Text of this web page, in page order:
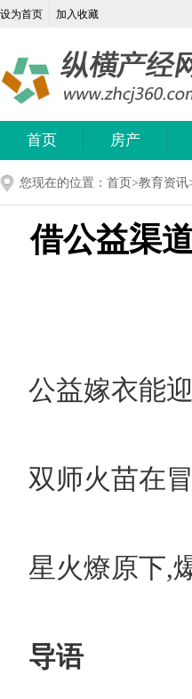
设为首页 加入收藏
首页 房产
您现在的位置： 首页 >教育资讯
借公益渠
公益嫁衣能
双师火苗在
星火燎原下,
导语